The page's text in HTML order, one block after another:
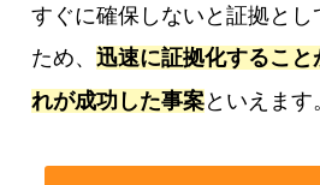
すぐに確保しないと証拠とし
ため、迅速に証拠化するこ
れが成功した事案といえます